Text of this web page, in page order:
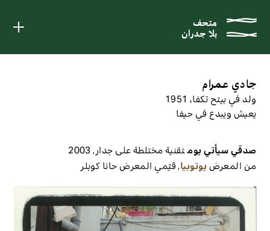
متحف
بلا جدران
متحف
بلا جدران
جادي عمرام
ولد في بيتح تكفا، 1951
يعيش ويبدع في حيفا
صدقي سيأتي يومتقنية مختلطة على جدار,
2003
من المعرضيوتوبيا,قيّمي المعرضحانا كوبلر